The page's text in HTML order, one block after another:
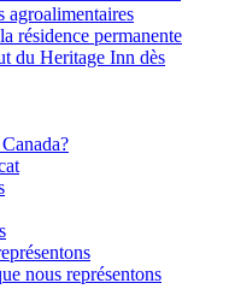
agroalimentaires
résidence permanente
du Heritage Inn dès
nous représentons